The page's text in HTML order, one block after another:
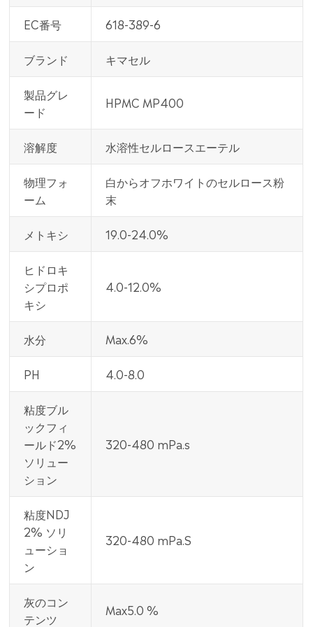
EC番号 618-389-6
ブランド キマセル
製品グレ
ード
HPMC MP400
溶解度 水溶性セルロースエーテル
物理フォ
ーム
白からオフホワイトのセルロース粉
末
メトキシ 19.0-24.0%
ヒドロキ
シプロポ
キシ
4.0-12.0%
水分 Max.6%
PH 4.0-8.0
粘度ブル
ックフィ
ールド2%
ソリュー
ション
320-480 mPa.s
粘度NDJ
2% ソリ
ューショ
ン
320-480 mPa.S
灰のコン
テンツ
Max5.0 %